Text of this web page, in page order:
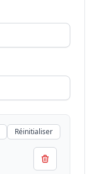
Réinitialiser